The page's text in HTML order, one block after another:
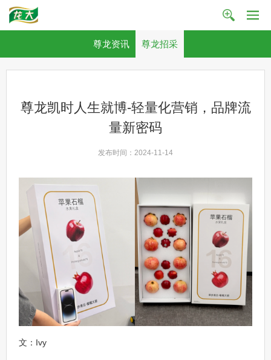
尊龙资讯 尊龙招采
尊龙凯时人生就博-轻量化营销，品牌流
量新密码
发布时间：2024-11-14
文：Ivy